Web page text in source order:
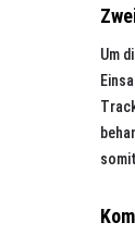
Um